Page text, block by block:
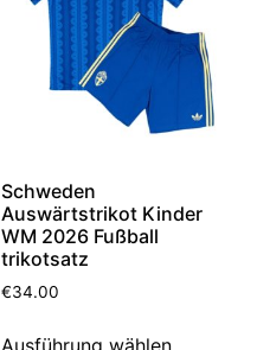
Schweden
Auswärtstrikot Kinder
WM 2026 Fußball
trikotsatz
€34.00
Ausführung wählen